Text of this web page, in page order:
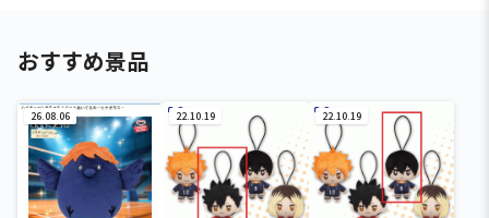
おすすめ景品
26.08.06 22.10.19 22.10.19